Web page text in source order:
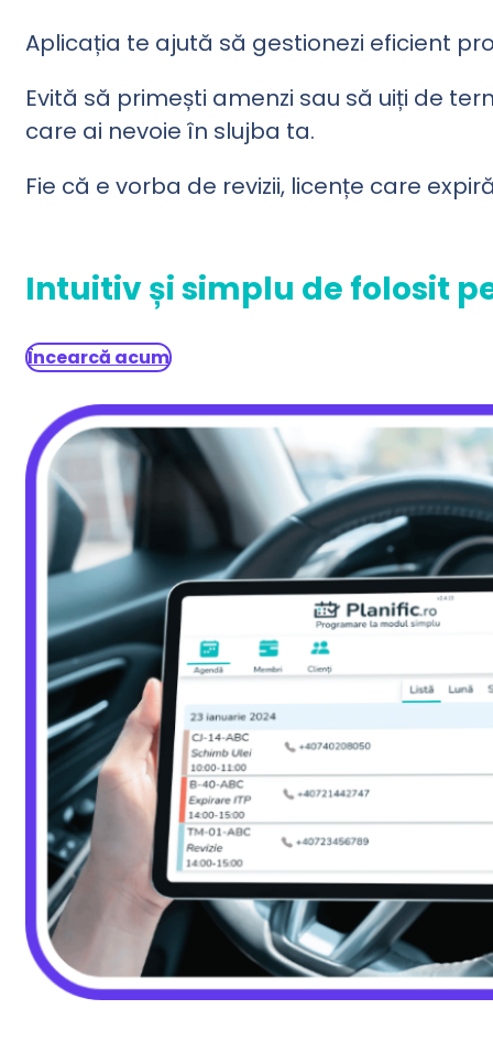
Aplicația te ajută să gestionezi eficient
Evită să primești amenzi sau să uiți de
care ai nevoie în slujba ta.
Fie că e vorba de revizii, licențe care
Intuitiv și simplu de folosit
Încearcă acum